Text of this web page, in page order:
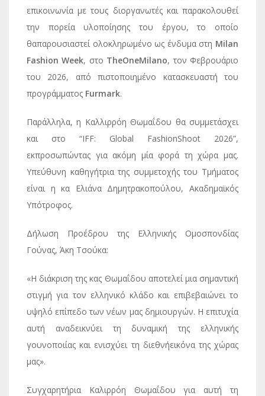
επικοινωνία με τους διοργανωτές και παρακολουθεί
την πορεία υλοποίησης του έργου, το οποίο
θαπαρουσιαστεί ολοκληρωμένο ως ένδυμα στη Milan
Fashion Week, στο TheOneMilano, τον Φεβρουάριο
του 2026, από πιστοποιημένο κατασκευαστή του
προγράμματος Furmark.
Παράλληλα, η Καλλιρρόη Θωμαΐδου θα συμμετάσχει
και στο “IFF: Global FashionShoot 2026”,
εκπροσωπώντας για ακόμη μία φορά τη χώρα μας.
Υπεύθυνη καθηγήτρια της συμμετοχής του Τμήματος
είναι η κα Ελιάνα Δημητρακοπούλου, Ακαδημαϊκός
Υπότροφος.
Δήλωση Προέδρου της Ελληνικής Ομοσπονδίας
Γούνας, Άκη Τσούκα:
«Η διάκριση της κας Θωμαΐδου αποτελεί μια σημαντική
στιγμή για τον ελληνικό κλάδο και επιβεβαιώνει το
υψηλό επίπεδο των νέων μας δημιουργών. Η επιτυχία
αυτή αναδεικνύει τη δυναμική της ελληνικής
γουνοποιίας και ενισχύει τη διεθνήεικόνα της χώρας
μας».
Συγχαρητήρια Καλιρρόη Θωμαΐδου για αυτή τη